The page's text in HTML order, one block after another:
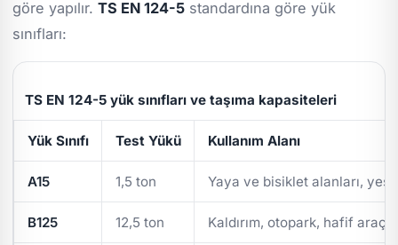
göre yapılır.TS EN 124-5 standardına göre yük
sınıfları:
TS EN 124-5 yük sınıfları ve taşıma kapasiteleri
Yük Sınıfı Test Yükü Kullanım Alanı
A15 1,5 ton Yaya ve bisiklet alanları,
B125 12,5 ton Kaldırım, otopark, hafif araç